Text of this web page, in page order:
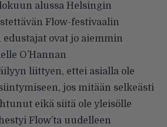
alussa Helsingin
Flow-festivaalin
edustajat ovat jo aiemmin
O’Hannan
liittyen, ettei asialla ole
jos mitään selkeästi
eikä siitä ole yleisölle
Flow’ta uudelleen